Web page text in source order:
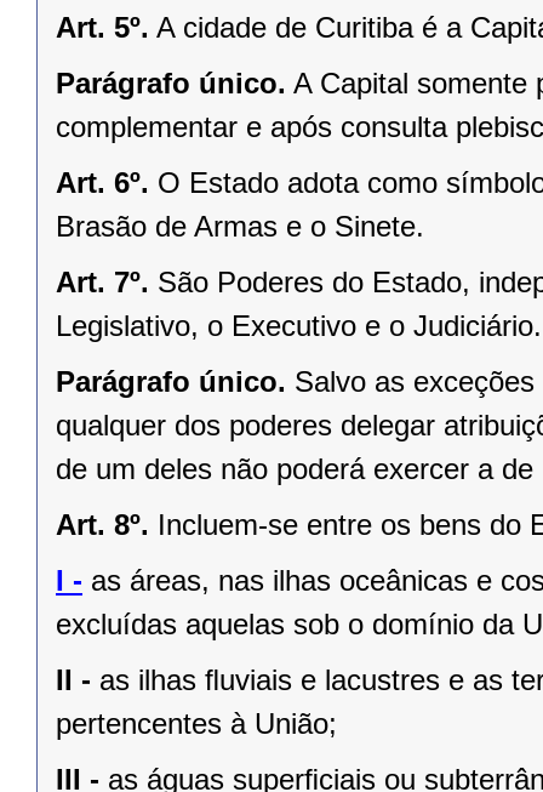
Art. 5º. A cidade de Curitiba é a
Parágrafo único. A Capital somente
complementar e após consulta
Art. 6º. O Estado adota como
Brasão de Armas e o Sinete.
Art. 7º. São Poderes do Estado,
Legislativo, o Executivo e o Judiciário.
Parágrafo único. Salvo as
qualquer dos poderes delegar
de um deles não poderá exercer a de
Art. 8º. Incluem-se entre os bens do
I - as áreas, nas ilhas oceânicas e
excluídas aquelas sob o domínio da
II - as ilhas ﬂuviais e lacustres e as
pertencentes à União;
III - as águas superﬁciais ou